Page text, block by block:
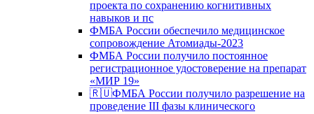
проекта по сохранению когнитивных
навыков и пс
ФМБА России обеспечило медицинское
сопровождение Атомиады-2023
ФМБА России получило постоянное
регистрационное удостоверение на препарат
«МИР 19»
🇷🇺ФМБА России получило разрешение на
проведение III фазы клинического